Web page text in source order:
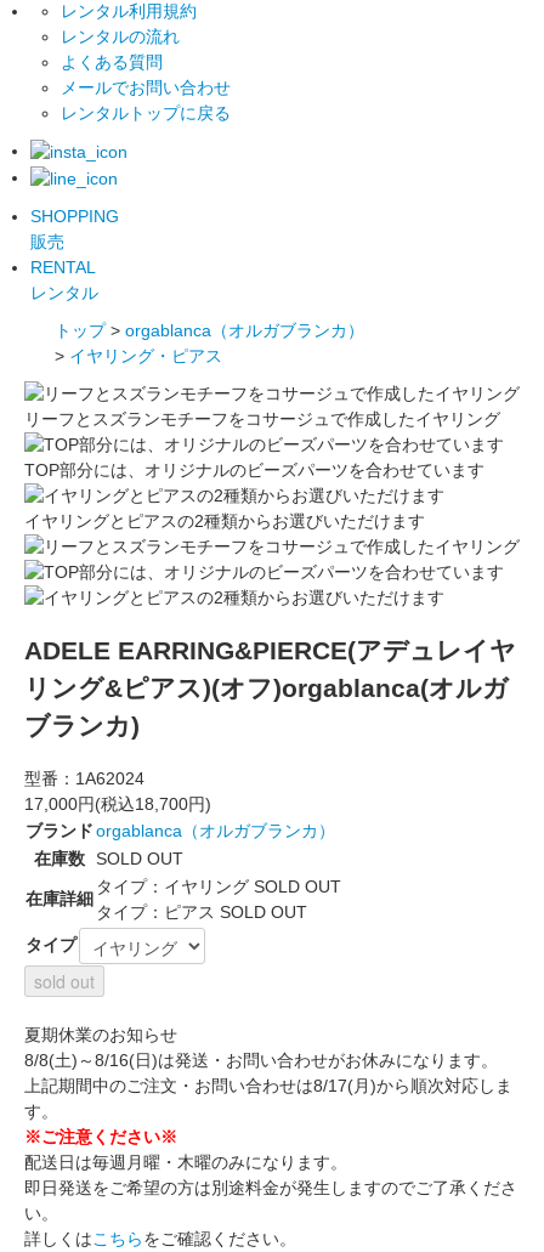
レンタル利用規約
レンタルの流れ
よくある質問
メールでお問い合わせ
レンタルトップに戻る
SHOPPING
販売
RENTAL
レンタル
トップ > orgablanca（オルガブランカ）
> イヤリング・ピアス
リーフとスズランモチーフをコサージュで作成したイヤリング
TOP部分には、オリジナルのビーズパーツを合わせています
イヤリングとピアスの2種類からお選びいただけます
ADELE EARRING&PIERCE(アデュレイヤ
リング&ピアス)(オフ)orgablanca(オルガ
ブランカ)
型番： 1A62024
17,000円(税込18,700円)
ブランドorgablanca（オルガブランカ）
在庫数 SOLD OUT
在庫詳細
タイプ：イヤリング SOLD OUT
タイプ：ピアス SOLD OUT
タイプ
sold out
夏期休業のお知らせ
8/8(土)～8/16(日)は発送・お問い合わせがお休みになります。
上記期間中のご注文・お問い合わせは8/17(月)から順次対応しま
す。
※ご注意ください※
配送日は毎週月曜・木曜のみになります。
即日発送をご希望の方は別途料金が発生しますのでご了承くださ
い。
詳しくはこちらをご確認ください。